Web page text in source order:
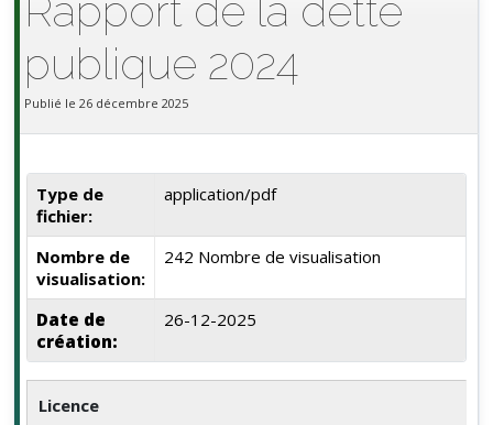
Rapport de la dette
publique 2024
Publié le 26 décembre 2025
Type de
fichier:
application/pdf
Nombre de
visualisation:
242 Nombre de visualisation
Date de
création:
26-12-2025
Licence